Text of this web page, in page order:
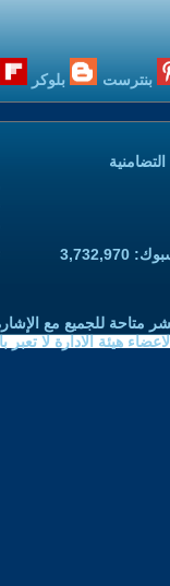
بنترست بلوكر
متاحة للجميع مع
هيئة الادارة لا